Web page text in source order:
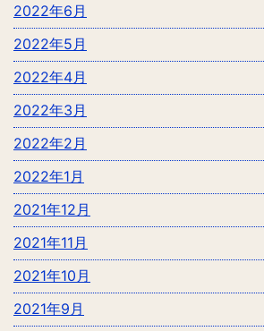
2022年6月
2022年5月
2022年4月
2022年3月
2022年2月
2022年1月
2021年12月
2021年11月
2021年10月
2021年9月